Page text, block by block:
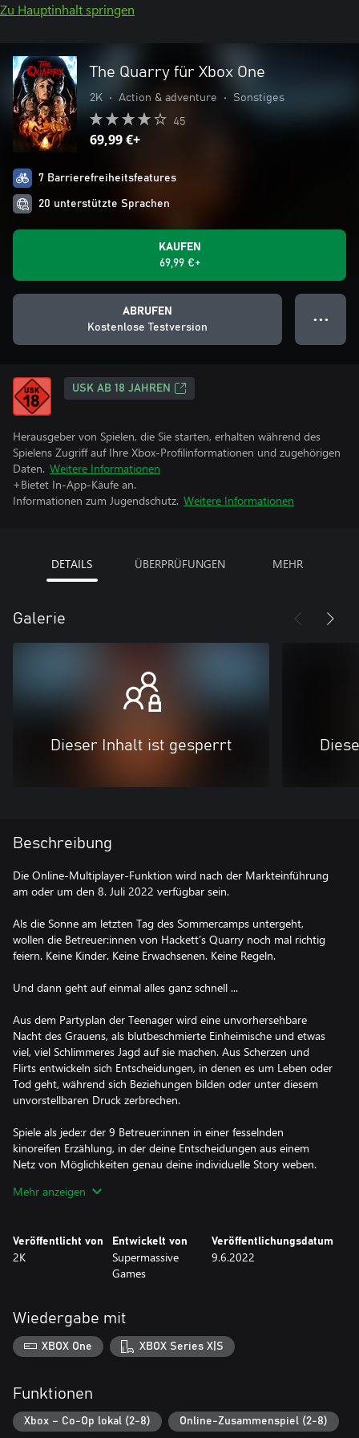
Zu Hauptinhalt springen
The Quarry für Xbox One
2K • Action & adventure • Sonstiges
45
69,99 €+
7 Barrierefreiheitsfeatures
20 unterstützte Sprachen
KAUFEN
69,99 €+
ABRUFEN
Kostenlose Testversion
● ● ●
USK AB 18 JAHREN
Herausgeber von Spielen, die Sie starten, erhalten während des
Spielens Zugriff auf Ihre Xbox-Profilinformationen und zugehörigen
Daten. Weitere Informationen
+Bietet In-App-Käufe an.
Informationen zum Jugendschutz. Weitere Informationen
DETAILS ÜBERPRÜFUNGEN MEHR
Galerie
Dieser Inhalt ist gesperrt
Beschreibung
Die Online-Multiplayer-Funktion wird nach der Markteinführung
am oder um den 8. Juli 2022 verfügbar sein.
Als die Sonne am letzten Tag des Sommercamps untergeht,
wollen die Betreuer:innen von Hackett’s Quarry noch mal richtig
feiern. Keine Kinder. Keine Erwachsenen. Keine Regeln.
Und dann geht auf einmal alles ganz schnell ...
Aus dem Partyplan der Teenager wird eine unvorhersehbare
Nacht des Grauens, als blutbeschmierte Einheimische und etwas
viel, viel Schlimmeres Jagd auf sie machen. Aus Scherzen und
Flirts entwickeln sich Entscheidungen, in denen es um Leben oder
Tod geht, während sich Beziehungen bilden oder unter diesem
unvorstellbaren Druck zerbrechen.
Spiele als jede:r der 9 Betreuer:innen in einer fesselnden
kinoreifen Erzählung, in der deine Entscheidungen aus einem
Netz von Möglichkeiten genau deine individuelle Story weben.
neue Tag anbricht.
DEINE STORY, IHR SCHICKSAL
Willst du wissen, was jenseits der Falltür ist? Möchtest du
steckt? Rettest du deine Leute oder rennst du verzweifelt um
dein Leben? Selbst die kleinste Entscheidung, die du triffst, formt
die Story und bestimmt, wer am Ende überlebt und sie noch
erzählen kann.
EIN ATEMBERAUBENDES CINEASTISCHES ERLEBNIS
Verbindung mit der unglaublichen Darstellung erstklassiger
Mehr anzeigen
Veröffentlicht von
2K
Entwickelt von
Supermassive
Games
Veröffentlichungsdatum
9.6.2022
Wiedergabe mit
XBOX One XBOX Series X|S
Funktionen
Xbox – Co-Op lokal (2-8) Online-Zusammenspiel (2-8)